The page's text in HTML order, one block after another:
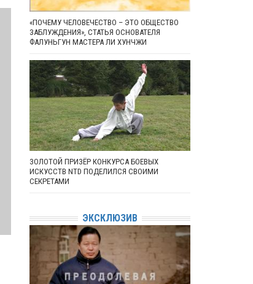
«ПОЧЕМУ ЧЕЛОВЕЧЕСТВО – ЭТО ОБЩЕСТВО
ЗАБЛУЖДЕНИЯ», СТАТЬЯ ОСНОВАТЕЛЯ
ФАЛУНЬГУН МАСТЕРА ЛИ ХУНЧЖИ
ЗОЛОТОЙ ПРИЗЁР КОНКУРСА БОЕВЫХ
ИСКУССТВ NTD ПОДЕЛИЛСЯ СВОИМИ
СЕКРЕТАМИ
ЭКСКЛЮЗИВ